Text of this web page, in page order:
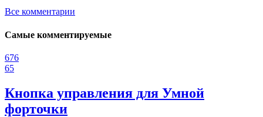
Все комментарии
Самые комментируемые
676
65
Кнопка управления для Умной
форточки